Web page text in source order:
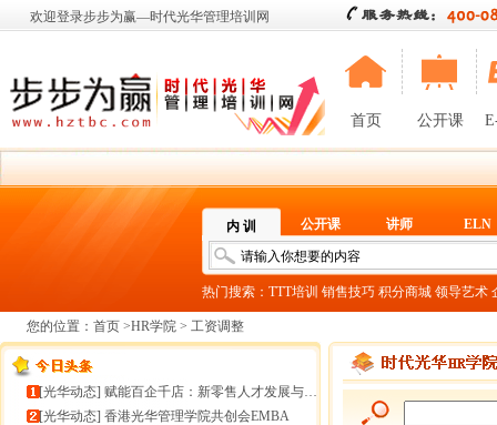
欢迎登录步步为赢—时代光华管理培训网
首页 公开课
内 训 公开课 讲师 ELN
热门搜索： TTT培训 销售技巧 积分商城 领导艺术
您的位置： 首页 >HR学院 > 工资调整
[光华动态] 赋能百企千店：新零售人才发展与组织能力微诊断
[光华动态] 香港光华管理学院共创会EMBA